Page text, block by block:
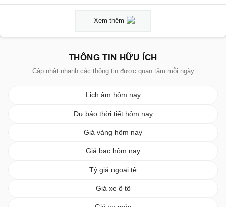
Xem thêm
THÔNG TIN HỮU ÍCH
Cập nhật nhanh các thông tin được quan tâm mỗi ngày
Lịch âm hôm nay
Dự báo thời tiết hôm nay
Giá vàng hôm nay
Giá bạc hôm nay
Tỷ giá ngoại tệ
Giá xe ô tô